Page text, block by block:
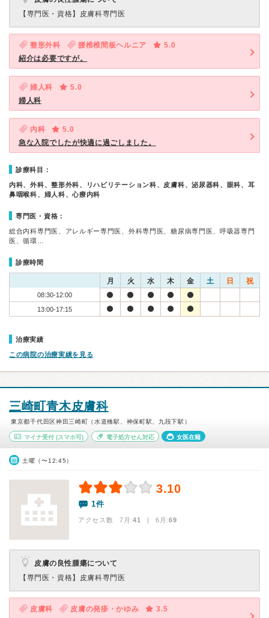
【専門医・資格】 皮膚科専門医
整形外科 腰椎椎間板ヘルニア
5.0
紹介は必要ですが。
婦人科
5.0
婦人科
内科
5.0
急な入院でしたが快適に過ごしました。
診療科目：
内科、外科、整形外科、リハビリテーション科、皮膚科、泌尿器科、眼科、耳
鼻咽喉科、婦人科、心療内科
専門医・資格：
総合内科専門医、アレルギー専門医、外科専門医、糖尿病専門医、呼吸器専門
医、循環…
診療時間
月 火 水 木 金 土 日 祝
08:30-12:00
13:00-17:15
治療実績
この病院の治療実績を見る
三崎町青木皮膚科
東京都千代田区神田三崎町（水道橋駅、神保町駅、九段下駅）
マイナ受付 (スマホ可) 電子処方せん対応 女医在籍
土曜（〜12:45）
3.10
1件
アクセス数 7月:41 | 6月:69
皮膚の良性腫瘍について
【専門医・資格】 皮膚科専門医
皮膚科 皮膚の発疹・かゆみ
3.5